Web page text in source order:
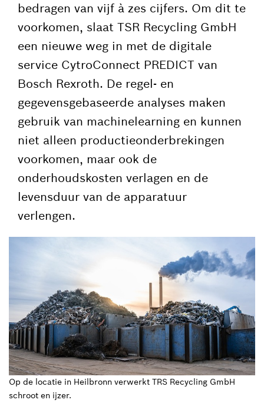
bedragen van vijf à zes cijfers. Om dit te
voorkomen, slaat TSR Recycling GmbH
een nieuwe weg in met de digitale
service CytroConnect PREDICT van
Bosch Rexroth. De regel- en
gegevensgebaseerde analyses maken
gebruik van machinelearning en kunnen
niet alleen productieonderbrekingen
voorkomen, maar ook de
onderhoudskosten verlagen en de
levensduur van de apparatuur
verlengen.
Op de locatie in Heilbronn verwerkt TRS Recycling GmbH
schroot en ijzer.